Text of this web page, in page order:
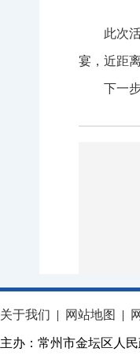
此次
宴，近距
下一
关于我们 | 网站地图 |
主办：常州市金坛区人